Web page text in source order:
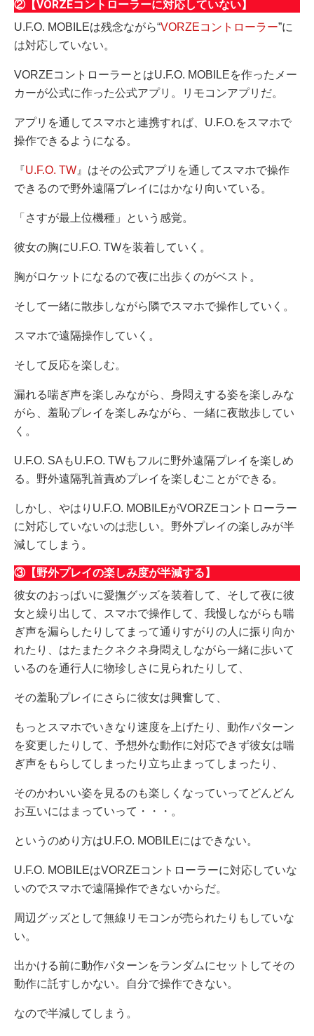
②【VORZEコントローラーに対応していない】
U.F.O. MOBILEは残念ながら“VORZEコントローラー”に
は対応していない。
VORZEコントローラーとはU.F.O. MOBILEを作ったメー
カーが公式に作った公式アプリ。リモコンアプリだ。
アプリを通してスマホと連携すれば、U.F.O.をスマホで
操作できるようになる。
『 U.F.O. TW』はその公式アプリを通してスマホで操作
できるので野外遠隔プレイにはかなり向いている。
「さすが最上位機種」という感覚。
彼女の胸にU.F.O. TWを装着していく。
胸がロケットになるので夜に出歩くのがベスト。
そして一緒に散歩しながら隣でスマホで操作していく。
スマホで遠隔操作していく。
そして反応を楽しむ。
漏れる喘ぎ声を楽しみながら、身悶えする姿を楽しみな
がら、羞恥プレイを楽しみながら、一緒に夜散歩してい
く。
U.F.O. SAもU.F.O. TWもフルに野外遠隔プレイを楽しめ
る。野外遠隔乳首責めプレイを楽しむことができる。
しかし、やはりU.F.O. MOBILEがVORZEコントローラー
に対応していないのは悲しい。野外プレイの楽しみが半
減してしまう。
③【野外プレイの楽しみ度が半減する】
彼女のおっぱいに愛撫グッズを装着して、そして夜に彼
女と繰り出して、スマホで操作して、我慢しながらも喘
ぎ声を漏らしたりしてまって通りすがりの人に振り向か
れたり、はたまたクネクネ身悶えしながら一緒に歩いて
いるのを通行人に物珍しさに見られたりして、
その羞恥プレイにさらに彼女は興奮して、
もっとスマホでいきなり速度を上げたり、動作パターン
を変更したりして、予想外な動作に対応できず彼女は喘
ぎ声をもらしてしまったり立ち止まってしまったり、
そのかわいい姿を見るのも楽しくなっていってどんどん
お互いにはまっていって・・・。
というのめり方はU.F.O. MOBILEにはできない。
U.F.O. MOBILEはVORZEコントローラーに対応していな
いのでスマホで遠隔操作できないからだ。
周辺グッズとして無線リモコンが売られたりもしていな
い。
出かける前に動作パターンをランダムにセットしてその
動作に託すしかない。自分で操作できない。
なので半減してしまう。